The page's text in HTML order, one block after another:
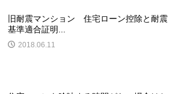
旧耐震マンション 住宅ローン控除と耐震
基準適合証明...
2018.06.11